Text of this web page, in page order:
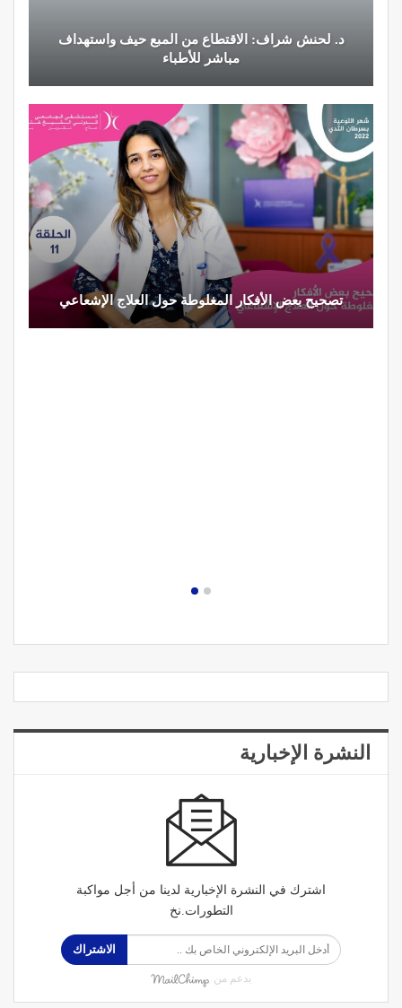
د. لحنش شراف: الاقتطاع من المبع حيف واستهداف
مباشر للأطباء
تصحيح بعض الأفكار المغلوطة حول العلاج الإشعاعي
النشرة الإخبارية
اشترك في النشرة الإخبارية لدينا من أجل مواكبة
التطورات.نخ
الاشتراك
بدعم من